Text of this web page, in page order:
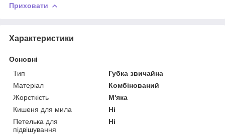
Приховати
Характеристики
Основні
Тип
Губка звичайна
Матеріал
Комбінований
Жорсткість
М'яка
Кишеня для мила
Ні
Петелька для
підвішування
Ні